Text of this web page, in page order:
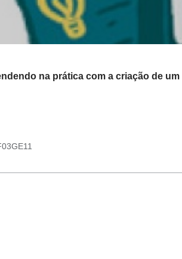
na prática com a criação de um